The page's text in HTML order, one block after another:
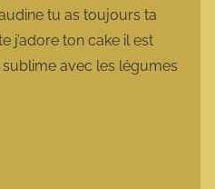
tu as toujours ta
j’adore ton cake il est
sublime avec les légumes